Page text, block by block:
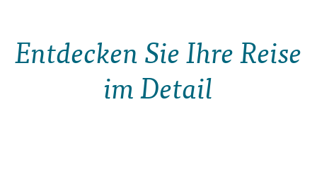
Entdecken Sie Ihre Reise
im Detail